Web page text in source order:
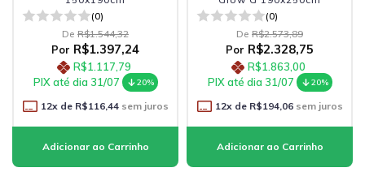
(0)
De R$1.544,32
Por R$1.397,24
R$1.117,79
PIX até dia 31/07
20%
12x de R$116,44sem juros
(0)
De R$2.573,89
Por R$2.328,75
R$1.863,00
PIX até dia 31/07
20%
12x de R$194,06sem juros